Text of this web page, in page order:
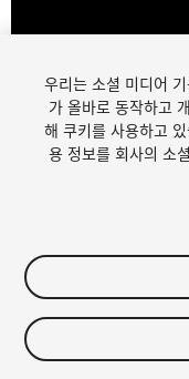
$200
FLASH DEAL 플래시 딜
우리는 소셜 미디어
가 올바로 동작하고
해 쿠키를 사용하고
용 정보를 회사의 소